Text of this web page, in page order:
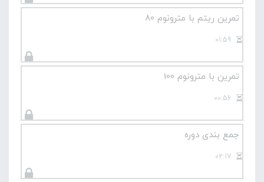
تمرین ریتم با مترونوم 80
تمرین با مترونوم 100
جمع بندی دوره